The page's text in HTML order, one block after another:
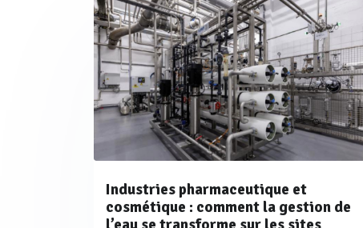
(à son tour, refroidi par un
objectif la condensation de la
Selon la classification établie
génération de vapeur en
sujettes aux
Problématique associée à
Industries pharmaceutique et
cosmétique : comment la gestion de